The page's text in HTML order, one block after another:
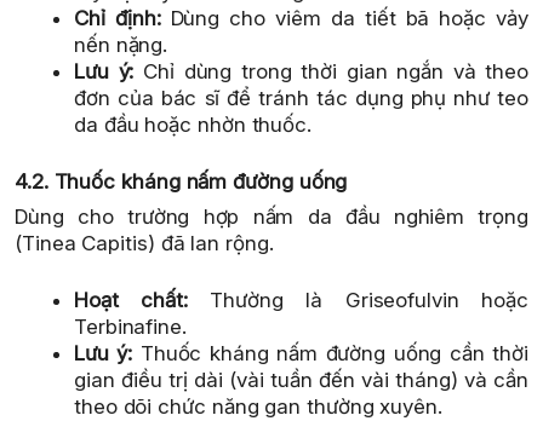
Chỉ định:Dùng cho viêm da tiết bã hoặc vảy
nến nặng.
Lưu ý: Chỉ dùng trong thời gian ngắn và theo
đơn của bác sĩ để tránh tác dụng phụ như teo
da đầu hoặc nhờn thuốc.
4.2. Thuốc kháng nấm đường uống
Dùng cho trường hợp nấm da đầu nghiêm trọng
(Tinea Capitis) đã lan rộng.
Hoạt chất:Thường là Griseofulvin hoặc
Terbinafine.
Lưu ý: Thuốc kháng nấm đường uống cần thời
gian điều trị dài (vài tuần đến vài tháng) và cần
theo dõi chức năng gan thường xuyên.